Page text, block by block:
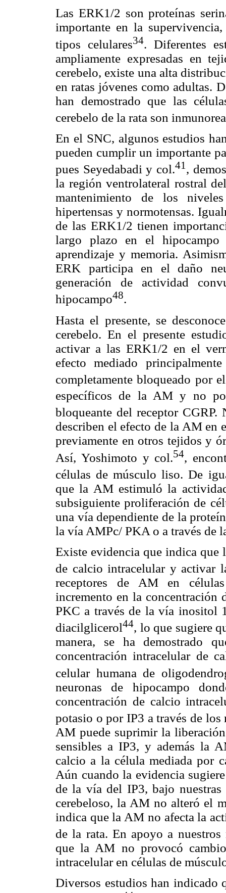
Las ERK1/2 son proteínas
importante en la
tipos celulares34. Diferentes
ampliamente expresadas en
cerebelo, existe una alta
en ratas jóvenes como adultas.
han demostrado que las
cerebelo de la rata son
En el SNC, algunos estudios
pueden cumplir un importante
pues Seyedabadi y col.41 ,
la región ventrolateral rostral
mantenimiento de los
hipertensas y normotensas.
de las ERK1/2 tienen
largo plazo en el
aprendizaje y memoria.
ERK participa en el daño
generación de actividad
hipocampo48.
Hasta el presente, se
cerebelo. En el presente
activar a las ERK1/2 en el
efecto mediado
completamente bloqueado por
específicos de la AM y no
bloqueante del receptor
describen el efecto de la AM en
previamente en otros tejidos y
Así, Yoshimoto y col.54,
células de músculo liso. De
que la AM estimuló la
subsiguiente proliferación de
una vía dependiente de la
la vía AMPc/ PKA o a través de
Existe evidencia que indica que
de calcio intracelular y activar
receptores de AM en
incremento en la
PKC a través de la vía inositol
diacilglicerol44, lo que sugiere
manera, se ha demostrado
concentración intracelular de
celular humana de
neuronas de hipocampo
concentración de calcio
potasio o por IP3 a través de los
AM puede suprimir la
sensibles a IP3, y además la
calcio a la célula mediada por
Aún cuando la evidencia
de la vía del IP3, bajo
cerebeloso, la AM no alteró el
indica que la AM no afecta la
de la rata. En apoyo a
que la AM no provocó
intracelular en células de
Diversos estudios han indicado